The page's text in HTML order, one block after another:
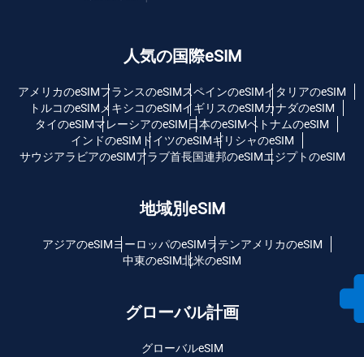
人気の国際eSIM
アメリカのeSIMフランスのeSIMスペインのeSIMイタリアのeSIM
トルコのeSIM メキシコのeSIMイギリスのeSIMカナダのeSIM
タイのeSIMマレーシアのeSIM日本のeSIMベトナムのeSIM
インドのeSIM ドイツのeSIMギリシャのeSIM
サウジアラビアのeSIMアラブ首長国連邦のeSIMエジプトのeSIM
地域別eSIM
アジアのeSIMヨーロッパのeSIMラテンアメリカのeSIM
中東のeSIM北米のeSIM
グローバル計画
グローバルeSIM